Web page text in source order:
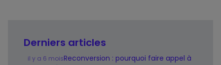
Derniers articles
il y a 6 moisReconversion : pourquoi faire appel à